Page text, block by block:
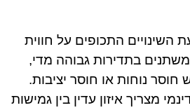
השינויים התכופים על חווית
בתדירות גבוהה מדי,
חוסר נוחות או חוסר יציבות.
מצריך איזון עדין בין גמישות